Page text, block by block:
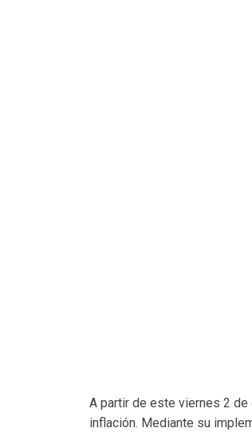
A partir de este viernes 2 de
inflación. Mediante su